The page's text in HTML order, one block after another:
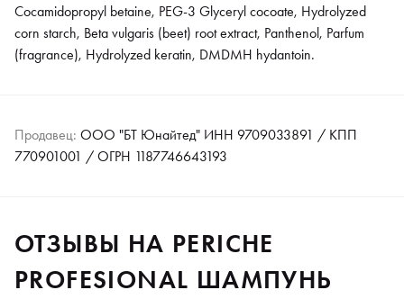
Cocamidopropyl betaine, PEG-3 Glyceryl cocoate, Hydrolyzed
corn starch, Beta vulgaris (beet) root extract, Panthenol, Parfum
(fragrance), Hydrolyzed keratin, DMDMH hydantoin.
Продавец: ООО "БТ Юнайтед" ИНН 9709033891 / КПП
770901001 / ОГРН 1187746643193
ОТЗЫВЫ НА PERICHE
PROFESIONAL ШАМПУНЬ